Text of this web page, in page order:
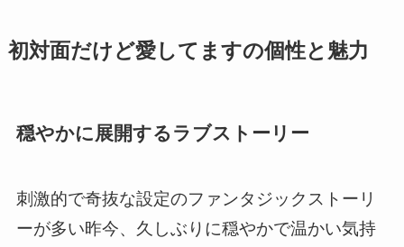
初対面だけど愛してますの個性と魅力
穏やかに展開するラブストーリー
刺激的で奇抜な設定のファンタジックストーリ
ーが多い昨今、久しぶりに穏やかで温かい気持